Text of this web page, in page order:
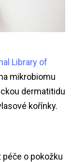
Library of
mikrobiomu
dermatitidu
kořínky.
o pokožku